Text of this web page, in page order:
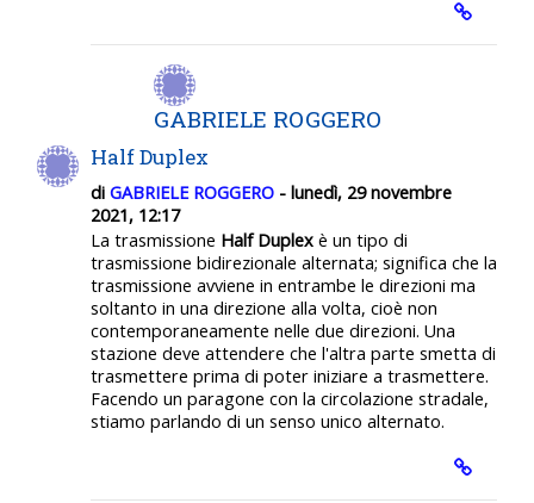
GABRIELE ROGGERO
Half Duplex
di GABRIELE ROGGERO - lunedì, 29 novembre
2021, 12:17
La trasmissione Half Duplex è un tipo di
trasmissione bidirezionale alternata; significa che la
trasmissione avviene in entrambe le direzioni ma
soltanto in una direzione alla volta, cioè non
contemporaneamente nelle due direzioni. Una
stazione deve attendere che l'altra parte smetta di
trasmettere prima di poter iniziare a trasmettere.
Facendo un paragone con la circolazione stradale,
stiamo parlando di un senso unico alternato.